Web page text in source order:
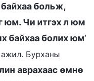
байхаа больж,
юм. Чи итгэх л юм
байхаа болих юм’
ажил. Бурханы
аврахаас өмнө